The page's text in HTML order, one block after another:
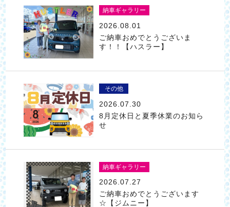
納車ギャラリー
2026.08.01
ご納車おめでとうございま
す！！【ハスラー】
その他
2026.07.30
8月定休日と夏季休業のお知ら
せ
納車ギャラリー
2026.07.27
ご納車おめでとうございます
☆【ジムニー】